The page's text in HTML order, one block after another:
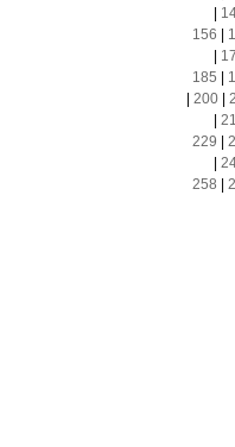
156
185
200|
229
258